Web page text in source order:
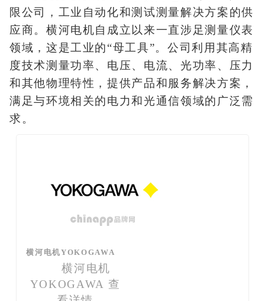
限公司，工业自动化和测试测量解决方案的供
应商。横河电机自成立以来一直涉足测量仪表
领域，这是工业的“母工具”。公司利用其高精
度技术测量功率、电压、电流、光功率、压力
和其他物理特性，提供产品和服务解决方案，
满足与环境相关的电力和光通信领域的广泛需
求。
横河电机YOKOGAWA
横河电机
YOKOGAWA 查